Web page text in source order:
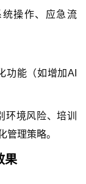
操作、应急流
功能（如增加AI
环境风险、培训
管理策略。
果